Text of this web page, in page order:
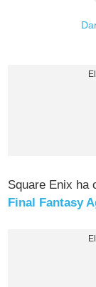
Square Enix ha
Final Fantasy